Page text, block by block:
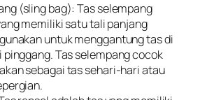
(sling bag): Tas selempang
memiliki satu tali panjang
untuk menggantung tas di
pinggang. Tas selempang cocok
sebagai tas sehari-hari atau